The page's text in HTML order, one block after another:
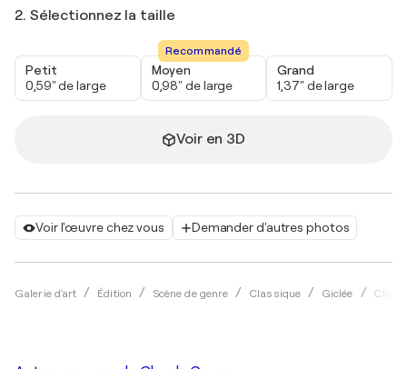
Voir l'œuvre chez vous Demander d'autres photos
Galerie d'art Édition Scène de genre Classique Giclée
2. Sélectionnez la taille
Petit
0,59" de large
Recommandé
Moyen
0,98" de large
Grand
1,37" de large
Voir en 3D